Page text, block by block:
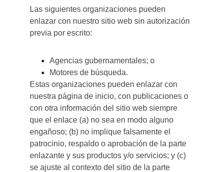
Las siguientes organizaciones pueden
enlazar con nuestro sitio web sin autorización
previa por escrito:
Agencias gubernamentales; o
Motores de búsqueda.
Estas organizaciones pueden enlazar con
nuestra página de inicio, con publicaciones o
con otra información del sitio web siempre
que el enlace (a) no sea en modo alguno
engañoso; (b) no implique falsamente el
patrocinio, respaldo o aprobación de la parte
enlazante y sus productos y/o servicios; y (c)
se ajuste al contexto del sitio de la parte